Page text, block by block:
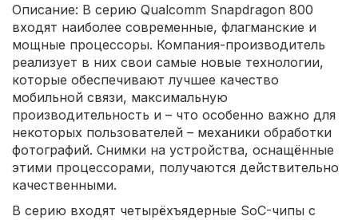
Описание: В серию Qualcomm Snapdragon 800
входят наиболее современные, флагманские и
мощные процессоры. Компания-производитель
реализует в них свои самые новые технологии,
которые обеспечивают лучшее качество
мобильной связи, максимальную
производительность и – что особенно важно для
некоторых пользователей – механики обработки
фотографий. Снимки на устройства, оснащённые
этими процессорами, получаются действительно
качественными.
В серию входят четырёхъядерные SoC-чипы с